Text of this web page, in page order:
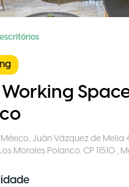
Working
, Juán Vázquez de Mella
Morales Polanco. CP 11510 ,